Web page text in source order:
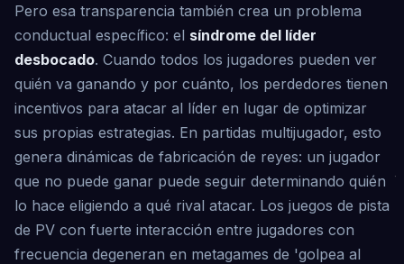
Pero esa transparencia también crea un problema
conductual específico: el síndrome del líder
desbocado. Cuando todos los jugadores pueden ver
quién va ganando y por cuánto, los perdedores tienen
incentivos para atacar al líder en lugar de optimizar
sus propias estrategias. En partidas multijugador, esto
genera dinámicas de fabricación de reyes: un jugador
que no puede ganar puede seguir determinando quién
lo hace eligiendo a qué rival atacar. Los juegos de pista
de PV con fuerte interacción entre jugadores con
frecuencia degeneran en metagames de 'golpea al